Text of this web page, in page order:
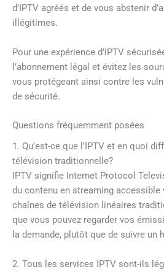
d’IPTV agréés et de vous abstenir
illégitimes.
Pour une expérience d’IPTV
l’abonnement légal et évitez les
vous protégeant ainsi contre les
de sécurité.
Questions fréquemment posées
1. Qu’est-ce que l’IPTV et en quoi
télévision traditionnelle?
IPTV signifie Internet Protocol
du contenu en streaming accessible
chaînes de télévision linéaires
que vous pouvez regarder vos
la demande, plutôt que de suivre un
2. Tous les services IPTV sont-ils